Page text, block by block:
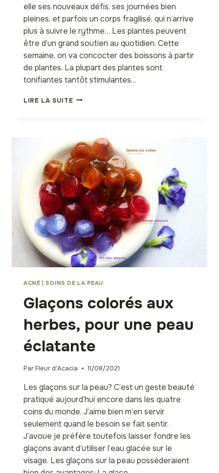
elle ses nouveaux défis, ses journées bien
pleines, et parfois un corps fragilisé, qui n’arrive
plus à suivre le rythme… Les plantes peuvent
être d’un grand soutien au quotidien. Cette
semaine, on va concocter des boissons à partir
de plantes. La plupart des plantes sont
tonifiantes tantôt stimulantes…
LIRE LA SUITEOXYMEL
BISSAP
ET
CIE…
ACNÉ SOINS DE LA PEAU
Glaçons colorés aux
herbes, pour une peau
éclatante
ParFleur d'Acacia 11/08/2021
Les glaçons sur la peau? C’est un geste beauté
pratiqué aujourd’hui encore dans les quatre
coins du monde. J’aime bien m’en servir
seulement quand le besoin se fait sentir.
J’avoue je préfère toutefois laisser fondre les
glaçons avant d’utiliser l’eau glacée sur le
visage. Les glaçons sur la peau possèderaient